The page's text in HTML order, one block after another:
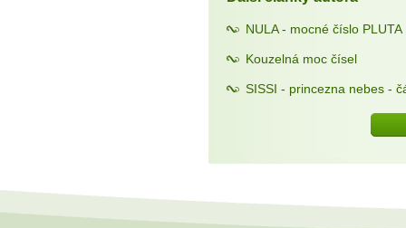
NULA - mocné číslo PLUTA
Kouzelná moc čísel
SISSI - princezna nebes -